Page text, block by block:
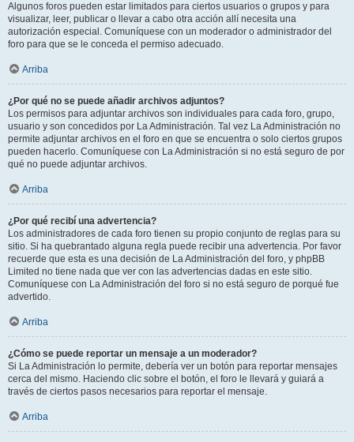
Algunos foros pueden estar limitados para ciertos usuarios o grupos y para
visualizar, leer, publicar o llevar a cabo otra acción allí necesita una
autorización especial. Comuníquese con un moderador o administrador del
foro para que se le conceda el permiso adecuado.
Arriba
¿Por qué no se puede añadir archivos adjuntos?
Los permisos para adjuntar archivos son individuales para cada foro, grupo,
usuario y son concedidos por La Administración. Tal vez La Administración no
permite adjuntar archivos en el foro en que se encuentra o solo ciertos grupos
pueden hacerlo. Comuníquese con La Administración si no está seguro de por
qué no puede adjuntar archivos.
Arriba
¿Por qué recibí una advertencia?
Los administradores de cada foro tienen su propio conjunto de reglas para su
sitio. Si ha quebrantado alguna regla puede recibir una advertencia. Por favor
recuerde que esta es una decisión de La Administración del foro, y phpBB
Limited no tiene nada que ver con las advertencias dadas en este sitio.
Comuníquese con La Administración del foro si no está seguro de porqué fue
advertido.
Arriba
¿Cómo se puede reportar un mensaje a un moderador?
Si La Administración lo permite, debería ver un botón para reportar mensajes
cerca del mismo. Haciendo clic sobre el botón, el foro le llevará y guiará a
través de ciertos pasos necesarios para reportar el mensaje.
Arriba